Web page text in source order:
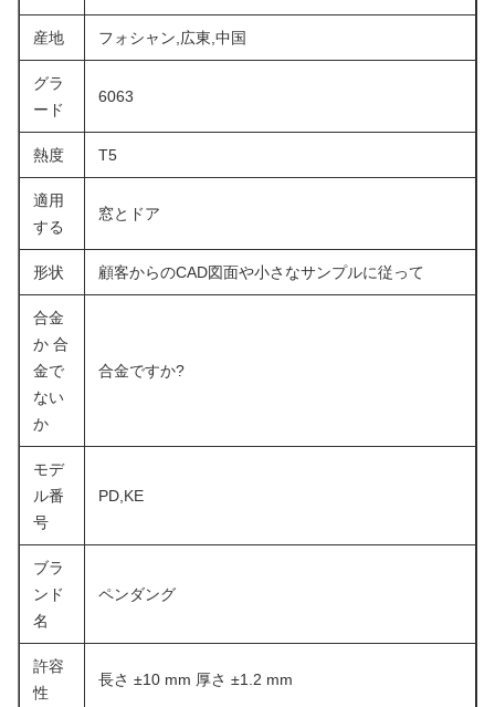
産地 フォシャン,広東,中国
グラ
ード
6063
熱度 T5
適用
する
窓とドア
形状 顧客からのCAD図面や小さなサンプルに従って
合金
か 合
金で
ない
か
合金ですか?
モデ
ル番
号
PD,KE
ブラ
ンド
名
ペンダング
許容
性
長さ ±10 mm 厚さ ±1.2 mm